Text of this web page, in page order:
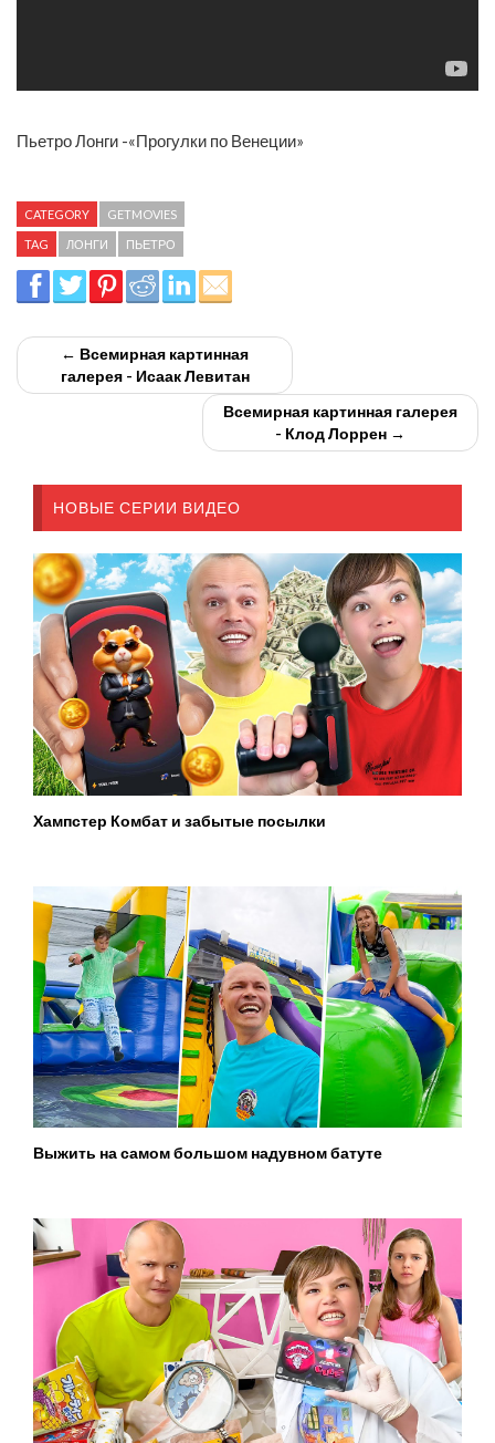
Пьетро Лонги -«Прогулки по Венеции»
CATEGORY GETMOVIES
TAG ЛОНГИ ПЬЕТРО
← Всемирная картинная
галерея - Исаак Левитан
Всемирная картинная галерея
- Клод Лоррен →
НОВЫЕ СЕРИИ ВИДЕО
Хампстер Комбат и забытые посылки
Выжить на самом большом надувном батуте